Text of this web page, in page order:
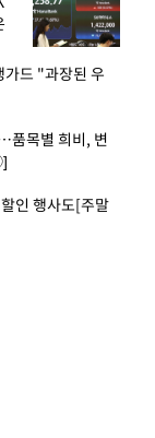
드 "과장된 우
품목별 희비, 변
인 행사도[주말